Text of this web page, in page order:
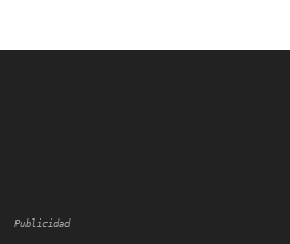
Publicidad